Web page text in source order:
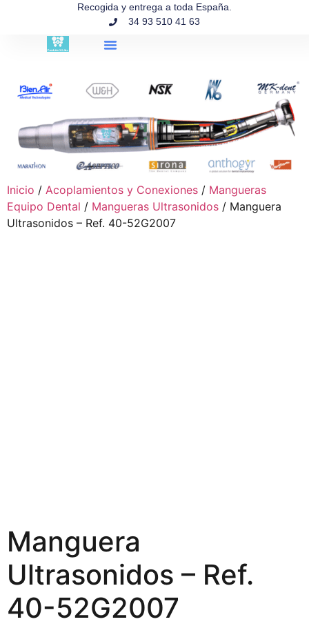
Recogida y entrega a toda España.
34 93 510 41 63
Inicio / Acoplamientos y Conexiones / Mangueras
Equipo Dental / Mangueras Ultrasonidos / Manguera
Ultrasonidos – Ref. 40-52G2007
Manguera
Ultrasonidos – Ref.
40-52G2007